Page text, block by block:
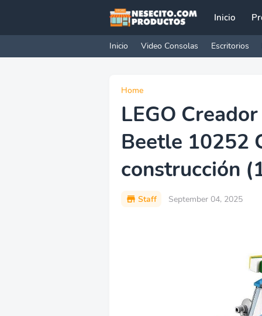
Inicio
Inicio Video Consolas Escritorios
Home
LEGO
Beetle 10252
construcción
Staff September 04, 2025